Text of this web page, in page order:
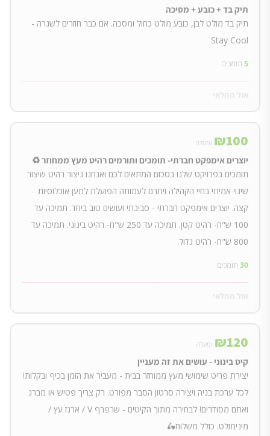
תיק בד + כובע + מסיכה
תיק בד מולט לבן, כובע מולט כחול ומסכה. אם כבר חוזרים לשגרה -
Stay Cool
5 תומכים
₪100 ומעלה
יוצרים אימפקט חברתי- תומכים ותורמים רהיט מעץ ממחוזר ♻
תומכים בפרויקט שלנו בסכום המתאים לכם ואנחנו ניצור רהיט שיצור
שינוי אמיתי בחיי הקהילה ויתרם לעמותה הפועלת למען אוכלוסיות
קצה. יוצרים אימפקט חברתי - סביבתי ועושים טוב ביחד. תמיכה עד
100 ש"ח- רהיט קטן. תמיכה עד 250 ש"ח- רהיט בינוני. תמיכה עד
800 ש"ח- רהיט גדול.
30 תומכים
₪120 ומעלה
קיט בינוני - עושים את זה מעניין
יצירת פריט שימושי מעץ ממוחזר בבית - מעביר את הזמן בכיף ובקלות!
לכל ערכת בניה ויצירה סרטון הסבר מפורט. רק צריך פטיש או מברג
ואתם מסודרים! לבחירה מתוך הקיטים - שרפרף V / ארגז עץ /
מינימולט. כולל משלוח🛵